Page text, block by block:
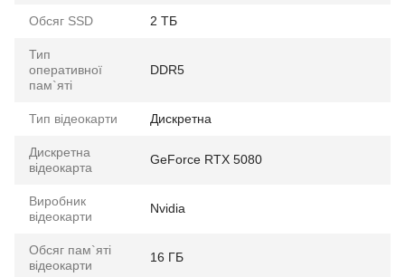
Обсяг SSD 2 ТБ
Тип
оперативної
пам`яті
DDR5
Тип відеокарти Дискретна
Дискретна
відеокарта
GeForce RTX 5080
Виробник
відеокарти
Nvidia
Обсяг пам`яті
відеокарти
16 ГБ